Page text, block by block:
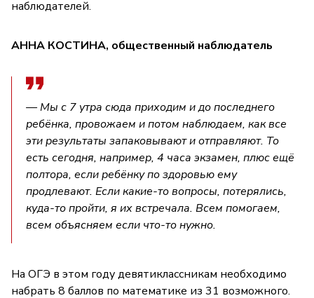
наблюдателей.
АННА КОСТИНА, общественный наблюдатель
— Мы с 7 утра сюда приходим и до последнего
ребёнка, провожаем и потом наблюдаем, как все
эти результаты запаковывают и отправляют. То
есть сегодня, например, 4 часа экзамен, плюс ещё
полтора, если ребёнку по здоровью ему
продлевают. Если какие-то вопросы, потерялись,
куда-то пройти, я их встречала. Всем помогаем,
всем объясняем если что-то нужно.
На ОГЭ в этом году девятиклассникам необходимо
набрать 8 баллов по математике из 31 возможного.